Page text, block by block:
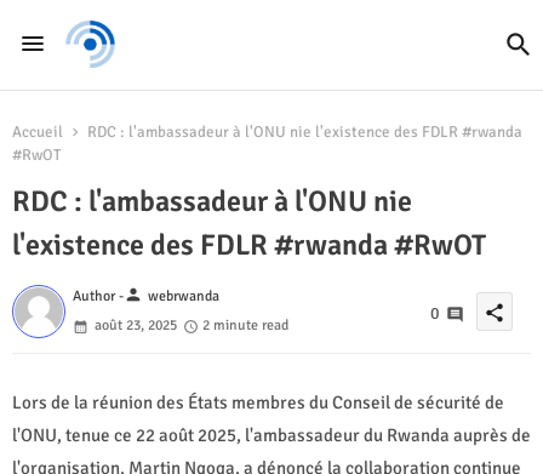
Accueil
RDC : l'ambassadeur à l'ONU nie l'existence des FDLR #rwanda
#RwOT
RDC : l'ambassadeur à l'ONU nie
l'existence des FDLR #rwanda #RwOT
Author -person webrwanda
août 23, 2025
2 minute read
0 share
Lors de la réunion des États membres du Conseil de sécurité de
l'ONU, tenue ce 22 août 2025, l'ambassadeur du Rwanda auprès de
l'organisation, Martin Ngoga, a dénoncé la collaboration continue